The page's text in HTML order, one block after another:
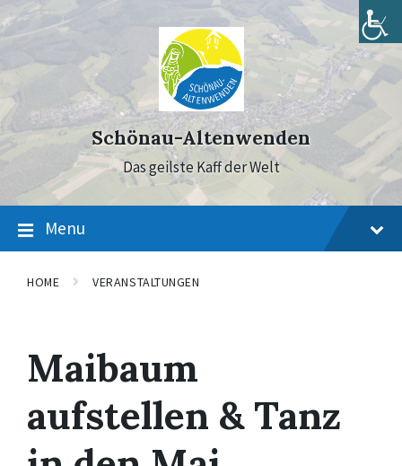
to
content
to
main
navigation
to
footer
Schönau-Altenwenden
Das geilste Kaff der Welt
Menu
HOME VERANSTALTUNGEN
Maibaum
aufstellen & Tanz